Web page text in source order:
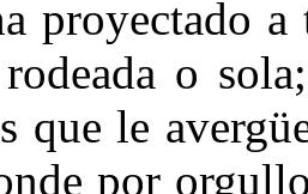
proyectado a
o
que le
por